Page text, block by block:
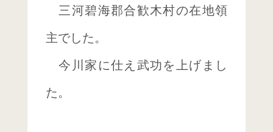
三河碧海郡合歓木村の在地領
主でした。
今川家に仕え武功を上げまし
た。